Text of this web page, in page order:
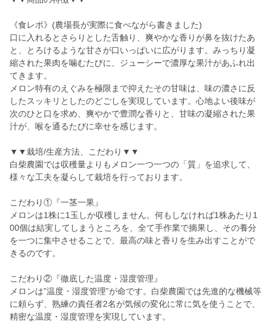
《食レポ》(農場長が実際に食べながら書きました)
口に入れるとさらりとした舌触り、爽やかな香りが鼻を抜けたあ
と、とろけるような甘さが口いっぱいに広がります。みっちり凝
縮された果肉を噛むたびに、ジューシーで濃厚な果汁があふれ出
てきます。
メロン特有のえぐみを極限まで抑えたその甘味は、味の濃さに反
したスッキリとしたのどごしを実現しています。心地よい後味が
次のひと口を求め、爽やかで豊潤な香りと、甘味の凝縮された果
汁が、喉を通るたびに幸せを感じます。
▼▼栽培/生産方法、こだわり▼▼
白柴農園では収穫量よりもメロン一つ一つの「質」を追求して、
様々な工夫を凝らして栽培を行っております。
こだわり①『一茎一果』
メロンは1株に1玉しか収穫しません。何もしなければ1株あたり1
00個は結実してしまうところを、全て手作業で摘果し、その養分
を一つに集中させることで、最高の味と香りを生み出すことがで
きるのです。
こだわり②『徹底した温度・湿度管理』
メロンは”温度・湿度管理”が命です。白柴農園では先進的な機械等
に頼らず、熟練の責任者2名が気候の変化に常に気を使うことで、
精密な温度・湿度管理を実現しています。